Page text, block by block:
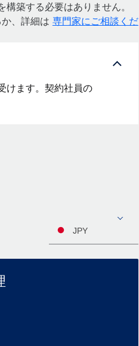
築する必要はありません。
、詳細は 専門家にご相談くだ
けます。契約社員の
JPY